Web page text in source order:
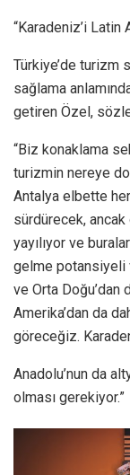
“Karadeniz’i Latin
Türkiye’de turizm
sağlama
getiren Özel,
“Biz konaklama
turizmin nereye
Antalya elbette
sürdürecek, ancak
yayılıyor ve
gelme potansiyeli
ve Orta Doğu’dan
Amerika’dan da
göreceğiz.
Anadolu’nun da
olması gerekiyor.”